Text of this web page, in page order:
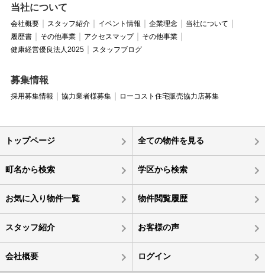
当社について
会社概要 スタッフ紹介 イベント情報 企業理念
当社について
履歴書
その他事業 アクセスマップ
その他事業
健康経営優良法人2025
スタッフブログ
募集情報
採用募集情報 協力業者様募集 ローコスト住宅販売協力店募集
トップページ 全ての物件を見る
町名から検索 学区から検索
お気に入り物件一覧 物件閲覧履歴
スタッフ紹介 お客様の声
会社概要 ログイン